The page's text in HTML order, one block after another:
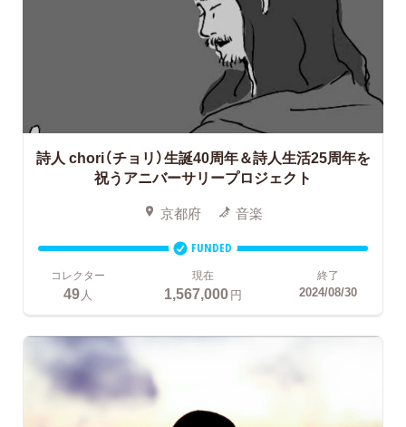
詩人 chori（チョリ）生誕40周年＆詩人生活25周年を
祝うアニバーサリープロジェクト
京都府 音楽
FUNDED
コレクター
49 人
現在
1,567,000円
終了
2024/08/30